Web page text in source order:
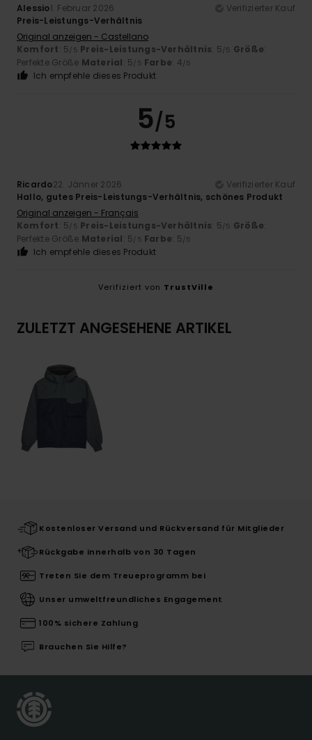
Alessio1. Februar 2026
Verifizierter Kauf
Preis-Leistungs-Verhältnis
Original anzeigen - Castellano
Komfort: 5/5 Preis-Leistungs-Verhältnis: 5/5 Größe:
Perfekte Größe Material: 5/5 Farbe: 4/5
Ich empfehle dieses Produkt
5/5
Ricardo22. Jänner 2026
Verifizierter Kauf
Hallo, gutes Preis-Leistungs-Verhältnis, schönes Produkt
Original anzeigen - Français
Komfort: 5/5 Preis-Leistungs-Verhältnis: 5/5 Größe:
Perfekte Größe Material: 5/5 Farbe: 5/5
Ich empfehle dieses Produkt
Verifiziert von TrustVille
ZULETZT ANGESEHENE ARTIKEL
Kostenloser Versand und Rückversand für Mitglieder
Rückgabe innerhalb von 30 Tagen
Treten Sie dem Treueprogramm bei
Unser umweltfreundliches Engagement
100% sichere Zahlung
Brauchen Sie Hilfe?